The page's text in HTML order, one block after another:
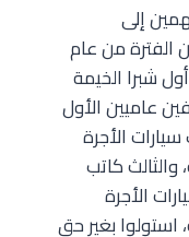
إلى
الفترة من عام
قسم أول شبرا الخيمة
عاميين الأول
الأجرة
والثالث كاتب
الأجرة
استولوا بغير حق